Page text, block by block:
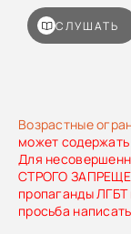
Возрастные
может
Для
СТРОГО
пропаганды ЛГБТ
просьба
СЛУШАТЬ